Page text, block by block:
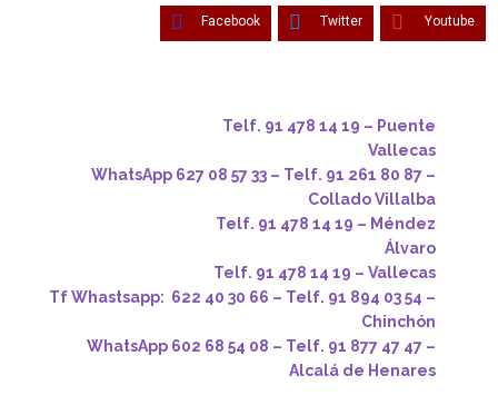
Facebook Twitter Youtube
Telf. 91 478 14 19 – Puente
Vallecas
WhatsApp 627 08 57 33 – Telf. 91 261 80 87 –
Collado Villalba
Telf. 91 478 14 19 – Méndez
Álvaro
Telf. 91 478 14 19 – Vallecas
Tf Whastsapp: 622 40 30 66 – Telf. 91 894 03 54 –
Chinchón
WhatsApp 602 68 54 08 – Telf. 91 877 47 47 –
Alcalá de Henares